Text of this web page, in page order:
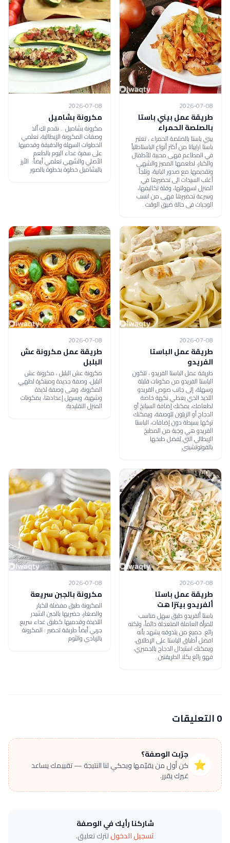
2026-07-08
طريقة عمل بيني باستا
بالصلصة الحمراء
بيني باستا بالصلصة الحمراء ، تعتبر
باستا ارابياتا من أكثر أنواع الباستاطلباً
في المطاعم فهى محببة للأطفال
والكبار، لطعمها المميز والشهى
وتقديمها مع صدور البانية، وتلجأ
أغلب السيدات الى تحضيرها في
المنزل لسهولتها، وقلة تكاليفها،
وسرعة تحضيرها فهى من انسب
الوجبات فى حالة ضيق الوقت .
2026-07-08
مكرونة بشاميل
مكرونة بشاميل .. نقدم لكِ ألذ
وصفات المكرونة الإيطالية، تعلمي
الخطوات السهلة والدقيقة وقدميها
على سفرة غداء اليوم بالطعم
الأصلي والشهي تعلمي أيضاً: الأرز
بالبشاميل خطوة بخطوة بالصور
2026-07-08
طريقة عمل الباستا
الفريدو‎
طريقة عمل الباستا الفريدو‎ ، تتكون
الباستا الفريدو من مكونات قليلة
وسهلة، إلى جانب صوص الفريدو
اللذيذ الذي يعطي نكهة خاصة
لطعامك، يمكنك إضافة السبانخ أو
الدجاج أو الزيتون للوصفة، ويمكنك
تركها بسيطة دون إضافات، الباستا
الفريدو هي وجبة من المطبخ
الإيطالي التي يُفضل طبخها
بالفوتوتشيني.
2026-07-08
طريقة عمل مكرونة عش
البلبل
مكرونة عش البلبل ، مكرونة عش
البلبل، وصفة جديدة ومبتكرة لطهي
المكرونة، وهى وصفة لذيذة
وشهية، ويسهل إعدادها، بمكونات
المنزل التقليدية.
2026-07-08
طريقة عمل باستا
ألفريدو بيتزا هت
باستا ألفريدو طبق سهل مناسب
للمرأة العاملة المتعجلة دائماً، ولكنه
رائع. جميع من يتذوقه يشهد بأنه
افضل أطباق الباستا على الإطلاق،
ويمكنك استبدال الدجاج بالجمبري،
فهو رائع بكلا الطريقتين .
2026-07-08
مكرونة بالجبن سريعة
المكرونة طبق مفضلة للكبار
والصغار، حضريها بالجبن الشيدر
اللذيذة وقدميها كطبق غداء سريع.
جربي أيضاً طريقة تحضير : المكرونة
بالزبادي والثوم
0 التعليقات
⭐
جرّبت الوصفة؟
كن أول من يقيّمها ويحكي لنا النتيجة — تقييمك يساعد
غيرك يقرر.
شاركنا رأيك في الوصفة
تسجيل الدخوللترك تعليق.